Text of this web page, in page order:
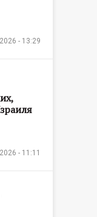
- 13:29
- 11:11